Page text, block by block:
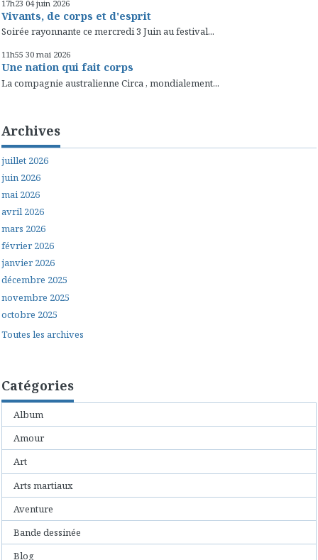
17h23 04 juin 2026
Vivants, de corps et d'esprit
Soirée rayonnante ce mercredi 3 Juin au festival...
11h55 30 mai 2026
Une nation qui fait corps
La compagnie australienne Circa , mondialement...
Archives
juillet 2026
juin 2026
mai 2026
avril 2026
mars 2026
février 2026
janvier 2026
décembre 2025
novembre 2025
octobre 2025
Toutes les archives
Catégories
Album
Amour
Art
Arts martiaux
Aventure
Bande dessinée
Blog